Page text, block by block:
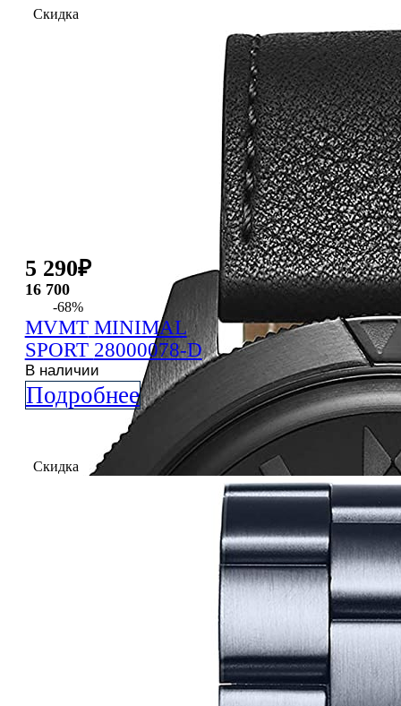
Скидка
5 290₽
16 700
-68%
MVMTMINIMAL
SPORT 28000078-D
В наличии
Подробнее
Скидка